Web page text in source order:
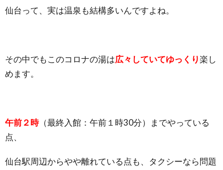
仙台って、実は温泉も結構多いんですよね。
その中でもこのコロナの湯は広々していてゆっくり楽し
めます。
午前２時（最終入館：午前１時30分）までやっている
点、
仙台駅周辺からやや離れている点も、タクシーなら問題